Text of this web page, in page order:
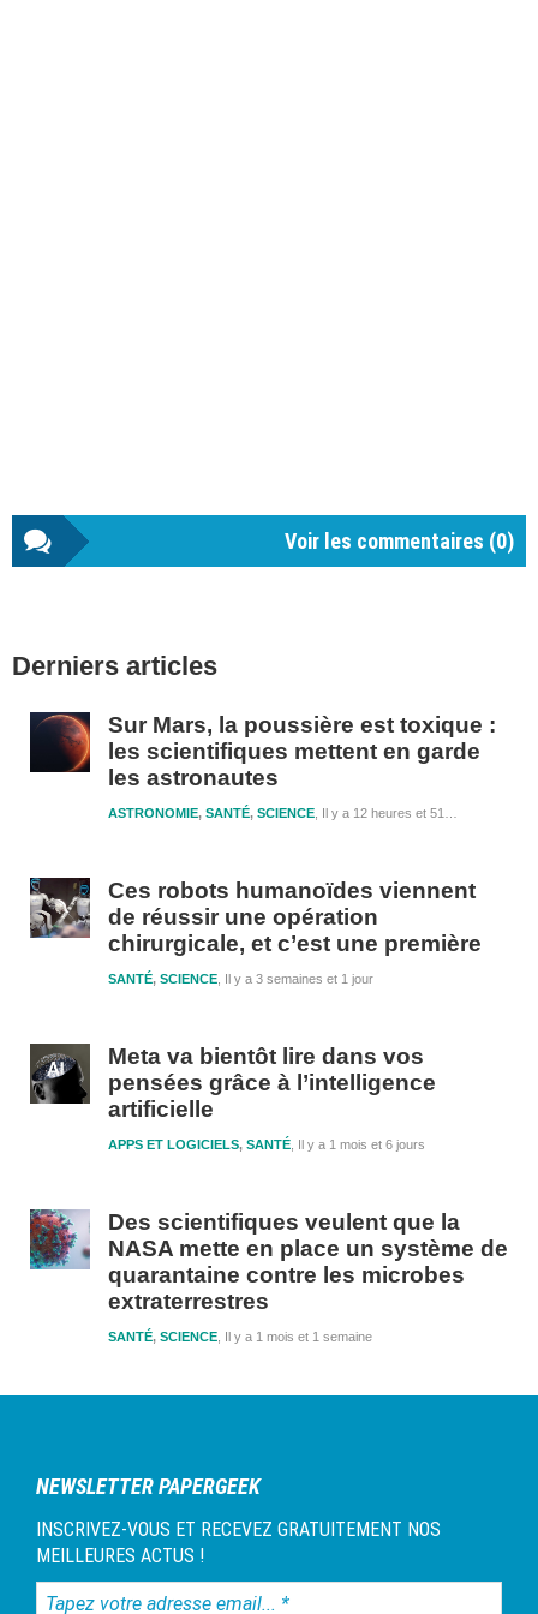
Voir les commentaires (0)
latérale
Derniers articles
Sur Mars, la poussière est toxique :
les scientifiques mettent en garde
les astronautes
Il y a 12 heures et 51 minutes
ASTRONOMIE, SANTÉ, SCIENCE
Ces robots humanoïdes viennent
de réussir une opération
chirurgicale, et c’est une première
Il y a 3 semaines et 1 jour
SANTÉ, SCIENCE
Meta va bientôt lire dans vos
pensées grâce à l’intelligence
artificielle
Il y a 1 mois et 6 jours
APPS ET LOGICIELS, SANTÉ
Des scientifiques veulent que la
NASA mette en place un système de
quarantaine contre les microbes
extraterrestres
Il y a 1 mois et 1 semaine
SANTÉ, SCIENCE
NEWSLETTER PAPERGEEK
INSCRIVEZ-VOUS ET RECEVEZ GRATUITEMENT NOS
MEILLEURES ACTUS !
Tapez